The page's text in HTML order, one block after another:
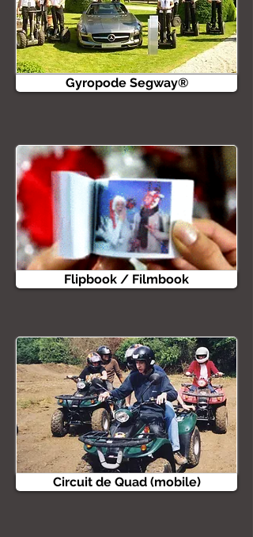
Gyropode Segway®
Flipbook / Filmbook
Circuit de Quad (mobile)